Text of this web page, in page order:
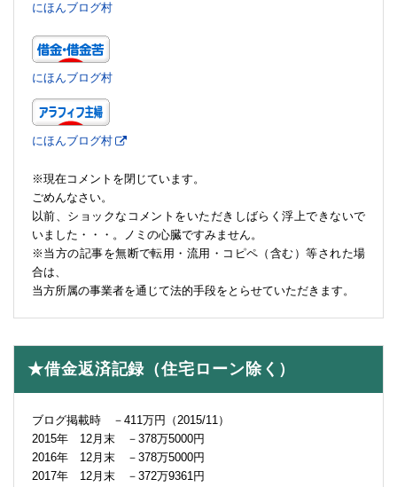
にほんブログ村
にほんブログ村
にほんブログ村
※現在コメントを閉じています。
ごめんなさい。
以前、ショックなコメントをいただきしばらく浮上できないで
いました・・・。ノミの心臓ですみません。
※当方の記事を無断で転用・流用・コピペ（含む）等された場
合は、
当方所属の事業者を通じて法的手段をとらせていただきます。
★借金返済記録（住宅ローン除く）
ブログ掲載時 －411万円（2015/11）
2015年 12月末 －378万5000円
2016年 12月末 －378万5000円
2017年 12月末 －372万9361円